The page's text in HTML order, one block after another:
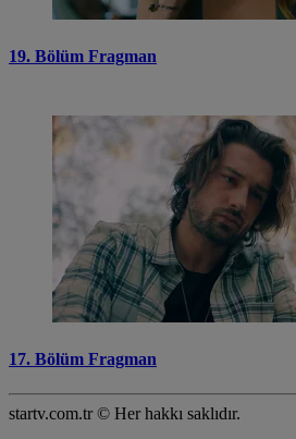
19. Bölüm Fragman
17. Bölüm Fragman
startv.com.tr © Her hakkı saklıdır.